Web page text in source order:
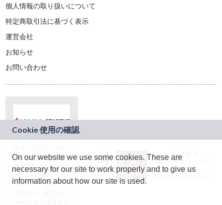
個人情報の取り扱いについて
特定商取引法に基づく表示
運営会社
お知らせ
お問い合わせ
ドコモグループの新
規事業創出プログラ
ム「docomo
STARTUP」を通じて
JASRAC許諾番号：
9024936001Y45037
JASRAC許諾番号：
On our website we use some cookies. These are
necessary for our site to work properly and to give us
information about how our site is used.